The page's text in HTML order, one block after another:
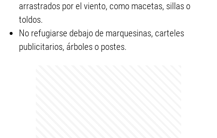
arrastrados por el viento, como macetas, sillas o
toldos.
No refugiarse debajo de marquesinas, carteles
publicitarios, árboles o postes.